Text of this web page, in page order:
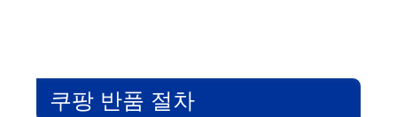
쿠팡 반품 절차